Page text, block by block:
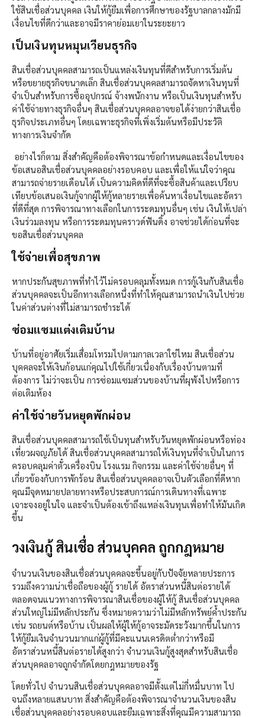
ใช้สินเชื่อส่วนบุคคล เงินให้กู้ยืมเพื่อการศึกษาของรัฐบาลกลางมักมี
เงื่อนไขที่ดีกว่าและอาจมีราคาย่อมเยาในระยะยาว
เป็นเงินทุนหมุนเวียนธุรกิจ
สินเชื่อส่วนบุคคลสามารถเป็นแหล่งเงินทุนที่ดีสำหรับการเริ่มต้น
หรือขยายธุรกิจขนาดเล็ก สินเชื่อส่วนบุคคลสามารถจัดหาเงินทุนที่
จำเป็นสำหรับการซื้ออุปกรณ์ จ้างพนักงาน หรือเป็นเงินทุนสำหรับ
ค่าใช้จ่ายทางธุรกิจอื่นๆ สินเชื่อส่วนบุคคลอาจขอได้ง่ายกว่าสินเชื่อ
ธุรกิจประเภทอื่นๆ โดยเฉพาะธุรกิจที่เพิ่งเริ่มต้นหรือมีประวัติ
ทางการเงินจำกัด
อย่างไรก็ตาม สิ่งสำคัญคือต้องพิจารณาข้อกำหนดและเงื่อนไขของ
ข้อเสนอสินเชื่อส่วนบุคคลอย่างรอบคอบ และเพื่อให้แน่ใจว่าคุณ
สามารถจ่ายรายเดือนได้ เป็นความคิดที่ดีที่จะซื้อสินค้าและเปรียบ
เทียบข้อเสนอเงินกู้จากผู้ให้กู้หลายรายเพื่อค้นหาเงื่อนไขและอัตรา
ที่ดีที่สุด การพิจารณาทางเลือกในการระดมทุนอื่นๆ เช่น เงินให้เปล่า
เงินร่วมลงทุน หรือการระดมทุนคราวด์ฟันดิ้ง อาจช่วยได้ก่อนที่จะ
ขอสินเชื่อส่วนบุคคล
ใช้จ่ายเพื่อสุขภาพ
หากประกันสุขภาพที่ทำไว้ไม่ครอบคลุมทั้งหมด การกู้เงินกับสินเชื่อ
ส่วนบุคคลจะเป็นอีกทางเลือกหนึ่งที่ทำให้คุณสามารถนำเงินไปช่วย
ในค่าส่วนต่างที่ไม่สามารถชำระได้
ซ่อมแซมแต่งเติมบ้าน
บ้านที่อยู่อาศัยเริ่มเสื่อมโทรมไปตามกาลเวลาใช่ไหม สินเชื่อส่วน
บุคคลจะให้เงินก้อนแก่คุณไปใช้เกี่ยวเนื่องกับเรื่องบ้านตามที่
ต้องการ ไม่ว่าจะเป็น การซ่อมแซมส่วนของบ้านที่ผุพังไปหรือการ
ต่อเติมห้อง
ค่าใช้จ่ายวันหยุดพักผ่อน
สินเชื่อส่วนบุคคลสามารถใช้เป็นทุนสำหรับวันหยุดพักผ่อนหรือท่อง
เที่ยวผจญภัยได้ สินเชื่อส่วนบุคคลสามารถให้เงินทุนที่จำเป็นในการ
ครอบคลุมค่าตั๋วเครื่องบิน โรงแรม กิจกรรม และค่าใช้จ่ายอื่นๆ ที่
เกี่ยวข้องกับการพักร้อน สินเชื่อส่วนบุคคลอาจเป็นตัวเลือกที่ดีหาก
คุณมีจุดหมายปลายทางหรือประสบการณ์การเดินทางที่เฉพาะ
เจาะจงอยู่ในใจ และจำเป็นต้องเข้าถึงแหล่งเงินทุนเพื่อทำให้มันเกิด
ขึ้น
วงเงินกู้ สินเชื่อ ส่วนบุคคล ถูกกฎหมาย
จำนวนเงินของสินเชื่อส่วนบุคคลจะขึ้นอยู่กับปัจจัยหลายประการ
รวมถึงความน่าเชื่อถือของผู้กู้ รายได้ อัตราส่วนหนี้สินต่อรายได้
ตลอดจนแนวทางการพิจารณาสินเชื่อของผู้ให้กู้ สินเชื่อส่วนบุคคล
ส่วนใหญ่ไม่มีหลักประกัน ซึ่งหมายความว่าไม่มีหลักทรัพย์ค้ำประกัน
เช่น รถยนต์หรือบ้าน เป็นผลให้ผู้ให้กู้อาจระมัดระวังมากขึ้นในการ
ให้กู้ยืมเงินจำนวนมากแก่ผู้กู้ที่มีคะแนนเครดิตต่ำกว่าหรือมี
อัตราส่วนหนี้สินต่อรายได้สูงกว่า จำนวนเงินกู้สูงสุดสำหรับสินเชื่อ
ส่วนบุคคลอาจถูกจำกัดโดยกฎหมายของรัฐ
โดยทั่วไป จำนวนสินเชื่อส่วนบุคคลอาจมีตั้งแต่ไม่กี่หมื่นบาท ไป
จนถึงหลายแสนบาท สิ่งสำคัญคือต้องพิจารณาจำนวนเงินของสิน
เชื่อส่วนบุคคลอย่างรอบคอบและยืมเฉพาะสิ่งที่คุณมีความสามารถ